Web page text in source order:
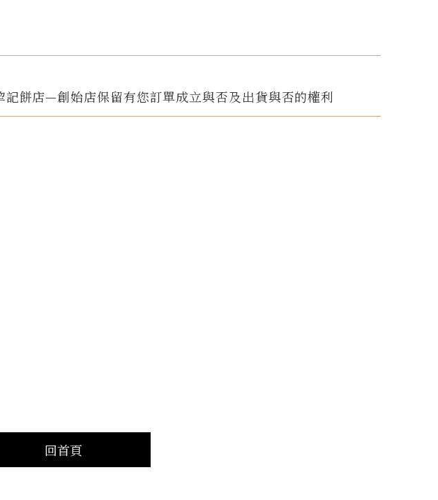
記餅店—創始店保留有您訂單成立與否及出貨與否的權利
回首頁